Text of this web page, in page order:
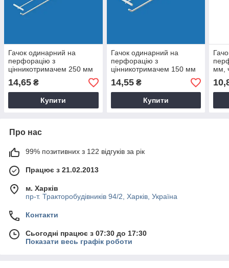
Гачок одинарний на
перфорацію з
цінникотримачем 250 мм
D4 мм
14,65 ₴
Купити
Гачок одинарний на
перфорацію з
цінникотримачем 150 мм
D5 мм
14,55₴
Купити
мм,
Про нас
99% позитивних з 122 відгуків за рік
Працює з 21.02.2013
м. Харків
пр-т. Тракторобудівників 94/2, Харків, Україна
Контакти
Сьогодні працює з 07:30 до 17:30
Показати весь графік роботи